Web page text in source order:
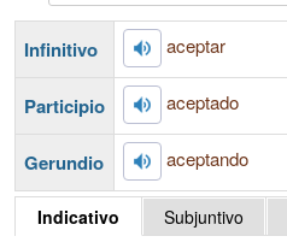
Infinitivo aceptar
Participio aceptado
Gerundio aceptando
Indicativo Subjuntivo